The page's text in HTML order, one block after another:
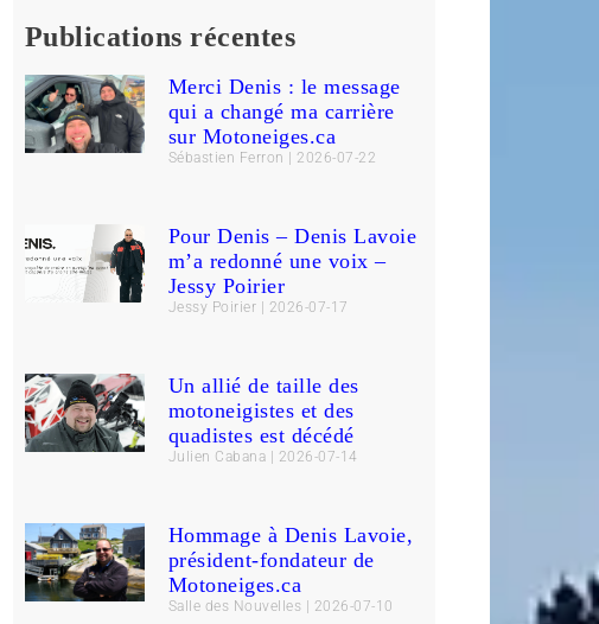
Publications récentes
Merci Denis : le message
qui a changé ma carrière
sur Motoneiges.ca
Sébastien Ferron 2026-07-22
Pour Denis – Denis Lavoie
m’a redonné une voix –
Jessy Poirier
Jessy Poirier 2026-07-17
Un allié de taille des
motoneigistes et des
quadistes est décédé
Julien Cabana 2026-07-14
Hommage à Denis Lavoie,
président-fondateur de
Motoneiges.ca
Salle des Nouvelles 2026-07-10